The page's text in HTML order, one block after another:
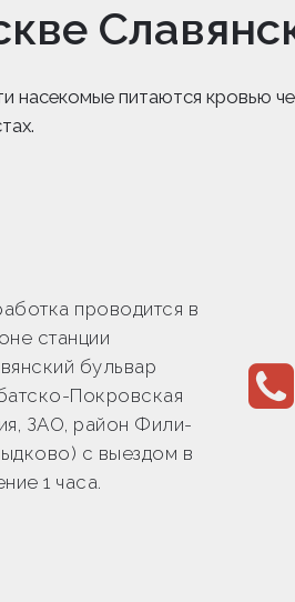
насекомые питаются кровью
проводится в
станции
бульвар
Покровская
ЗАО, район Фили-
с выездом в
1 часа.